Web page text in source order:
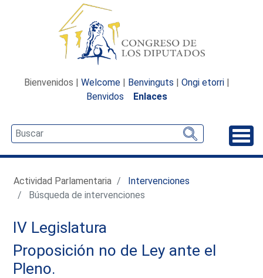
Bienvenidos | Welcome | Benvinguts | Ongi etorri |
Benvidos
Enlaces
Actividad Parlamentaria
Intervenciones
Búsqueda de intervenciones
IV Legislatura
Proposición no de Ley ante el
Pleno.